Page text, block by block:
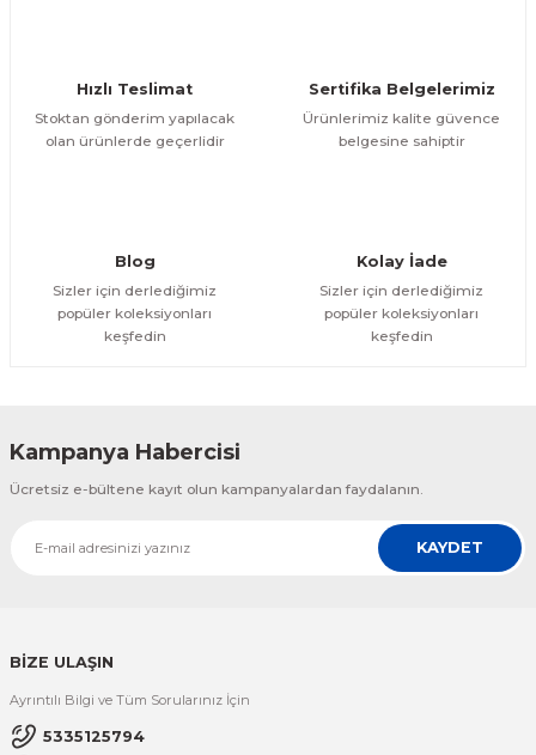
Hızlı Teslimat
Stoktan gönderim yapılacak
olan ürünlerde geçerlidir
Sertifika Belgelerimiz
Ürünlerimiz kalite güvence
belgesine sahiptir
Blog
Sizler için derlediğimiz
popüler koleksiyonları
keşfedin
Kolay İade
Sizler için derlediğimiz
popüler koleksiyonları
keşfedin
Kampanya Habercisi
Ücretsiz e-bültene kayıt olun kampanyalardan faydalanın.
KAYDET
BİZE ULAŞIN
Ayrıntılı Bilgi ve Tüm Sorularınız İçin
5335125794